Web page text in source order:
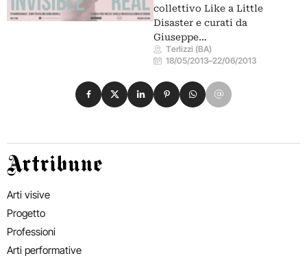
collettivo Like a Little
Disaster e curati da
Giuseppe…
Terlizzi (BA)
18/05/2013–22/06/2013
Condividi su Facebook
Condividi su X
Condividi su LinkedIn
Condividi su Pinterest
Condividi su WhatsApp
Condividi su Email
Artribune
Arti visive
Progetto
Professioni
Arti performative